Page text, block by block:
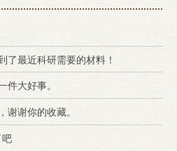
了最近科研需要的材料！
件大好事。
谢谢你的收藏。
吧